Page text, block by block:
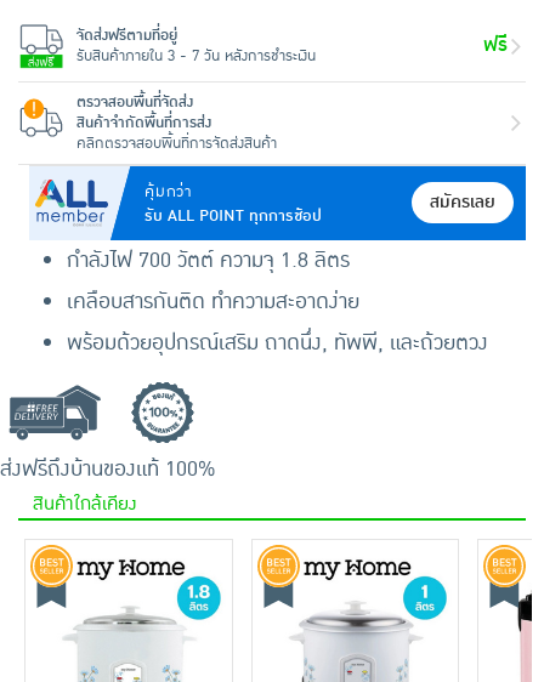
คุ้มกว่า
รับ ALL POINT ทุกการช้อป
สมัครเลย
กำลังไฟ 700 วัตต์ ความจุ 1.8 ลิตร
เคลือบสารกันติด ทำความสะอาดง่าย
พร้อมด้วยอุปกรณ์เสริม ถาดนึ่ง, ทัพพี, และถ้วยตวง
จัดส่งฟรีตามที่อยู่
รับสินค้าภายใน 3 - 7 วัน หลังการชำระเงิน
ฟรี
ตรวจสอบพื้นที่จัดส่ง
สินค้าจำกัดพื้นที่การส่ง
คลิกตรวจสอบพื้นที่การจัดส่งสินค้า
ส่งฟรีถึงบ้านของแท้ 100%
สินค้าใกล้เคียง